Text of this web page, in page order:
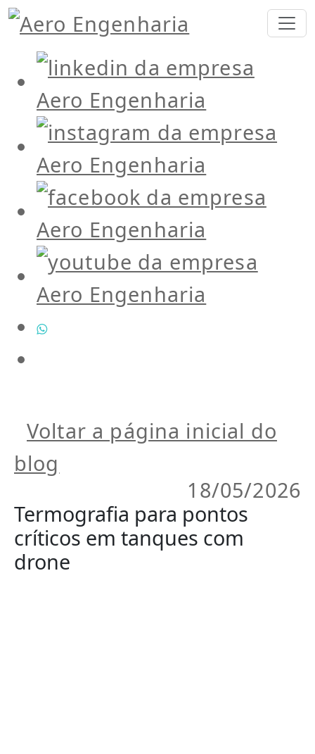
18/05/2026
Voltar a página inicial do
blog
Termografia para pontos
críticos em tanques com
drone